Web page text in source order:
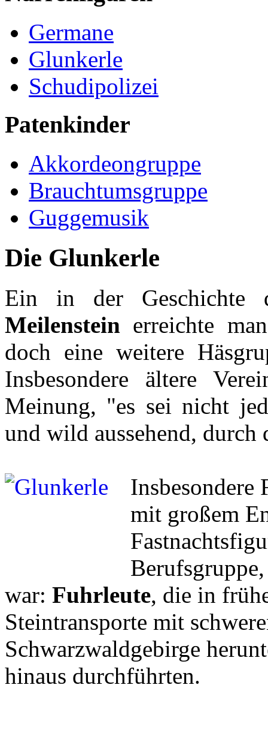
Germane
Glunkerle
Schudipolizei
Patenkinder
Akkordeongruppe
Brauchtumsgruppe
Guggemusik
Die Glunkerle
Ein in der
Meilenstein erreichte
doch eine weitere
Insbesondere ältere
Meinung, "es sei nicht
und wild aussehend, durch
Insbesondere
mit großem
war: Fuhrleute, die in
Steintransporte mit
Schwarzwaldgebirge
hinaus durchführten.